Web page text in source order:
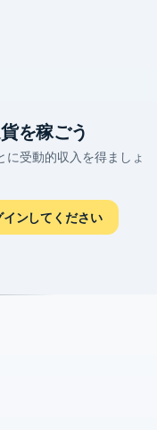
を稼ごう
受動的収入を得ましょ
ンしてください